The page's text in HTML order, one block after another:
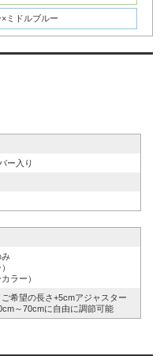
ミドルブルー
ー入り
み
ラー）
希望の長さ+5cmアジャスター
～70cmに自由に調節可能